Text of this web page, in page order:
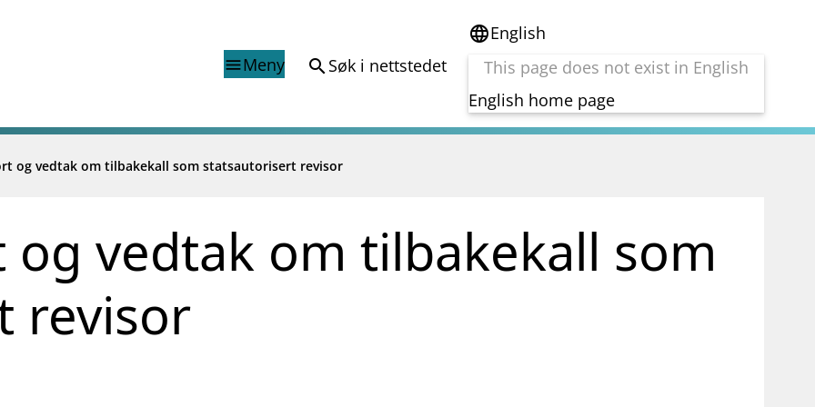
menuMeny search Søk i nettstedet
languageEnglish
This page does not exist in English
English home page
og vedtak
og analysar
Finanstilsynets registre
Shortsalgregisteret (SSR)
Tredjelandsrevisorregister
Folkefinansiering
Kryptoeiendelsloven (MiCA)
og vedtak om tilbakekall som statsautorisert revisor
vedtak om tilbakekall som
revisor